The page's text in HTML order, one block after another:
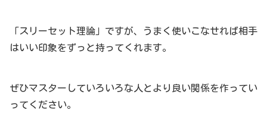
「スリーセット理論」ですが、うまく使いこなせれば相手
はいい印象をずっと持ってくれます。
ぜひマスターしていろいろな人とより良い関係を作ってい
ってください。